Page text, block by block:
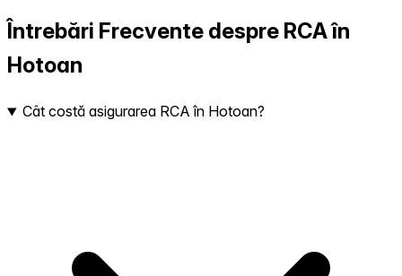
Întrebări Frecvente despre RCA în
Hotoan
Cât costă asigurarea RCA în Hotoan?